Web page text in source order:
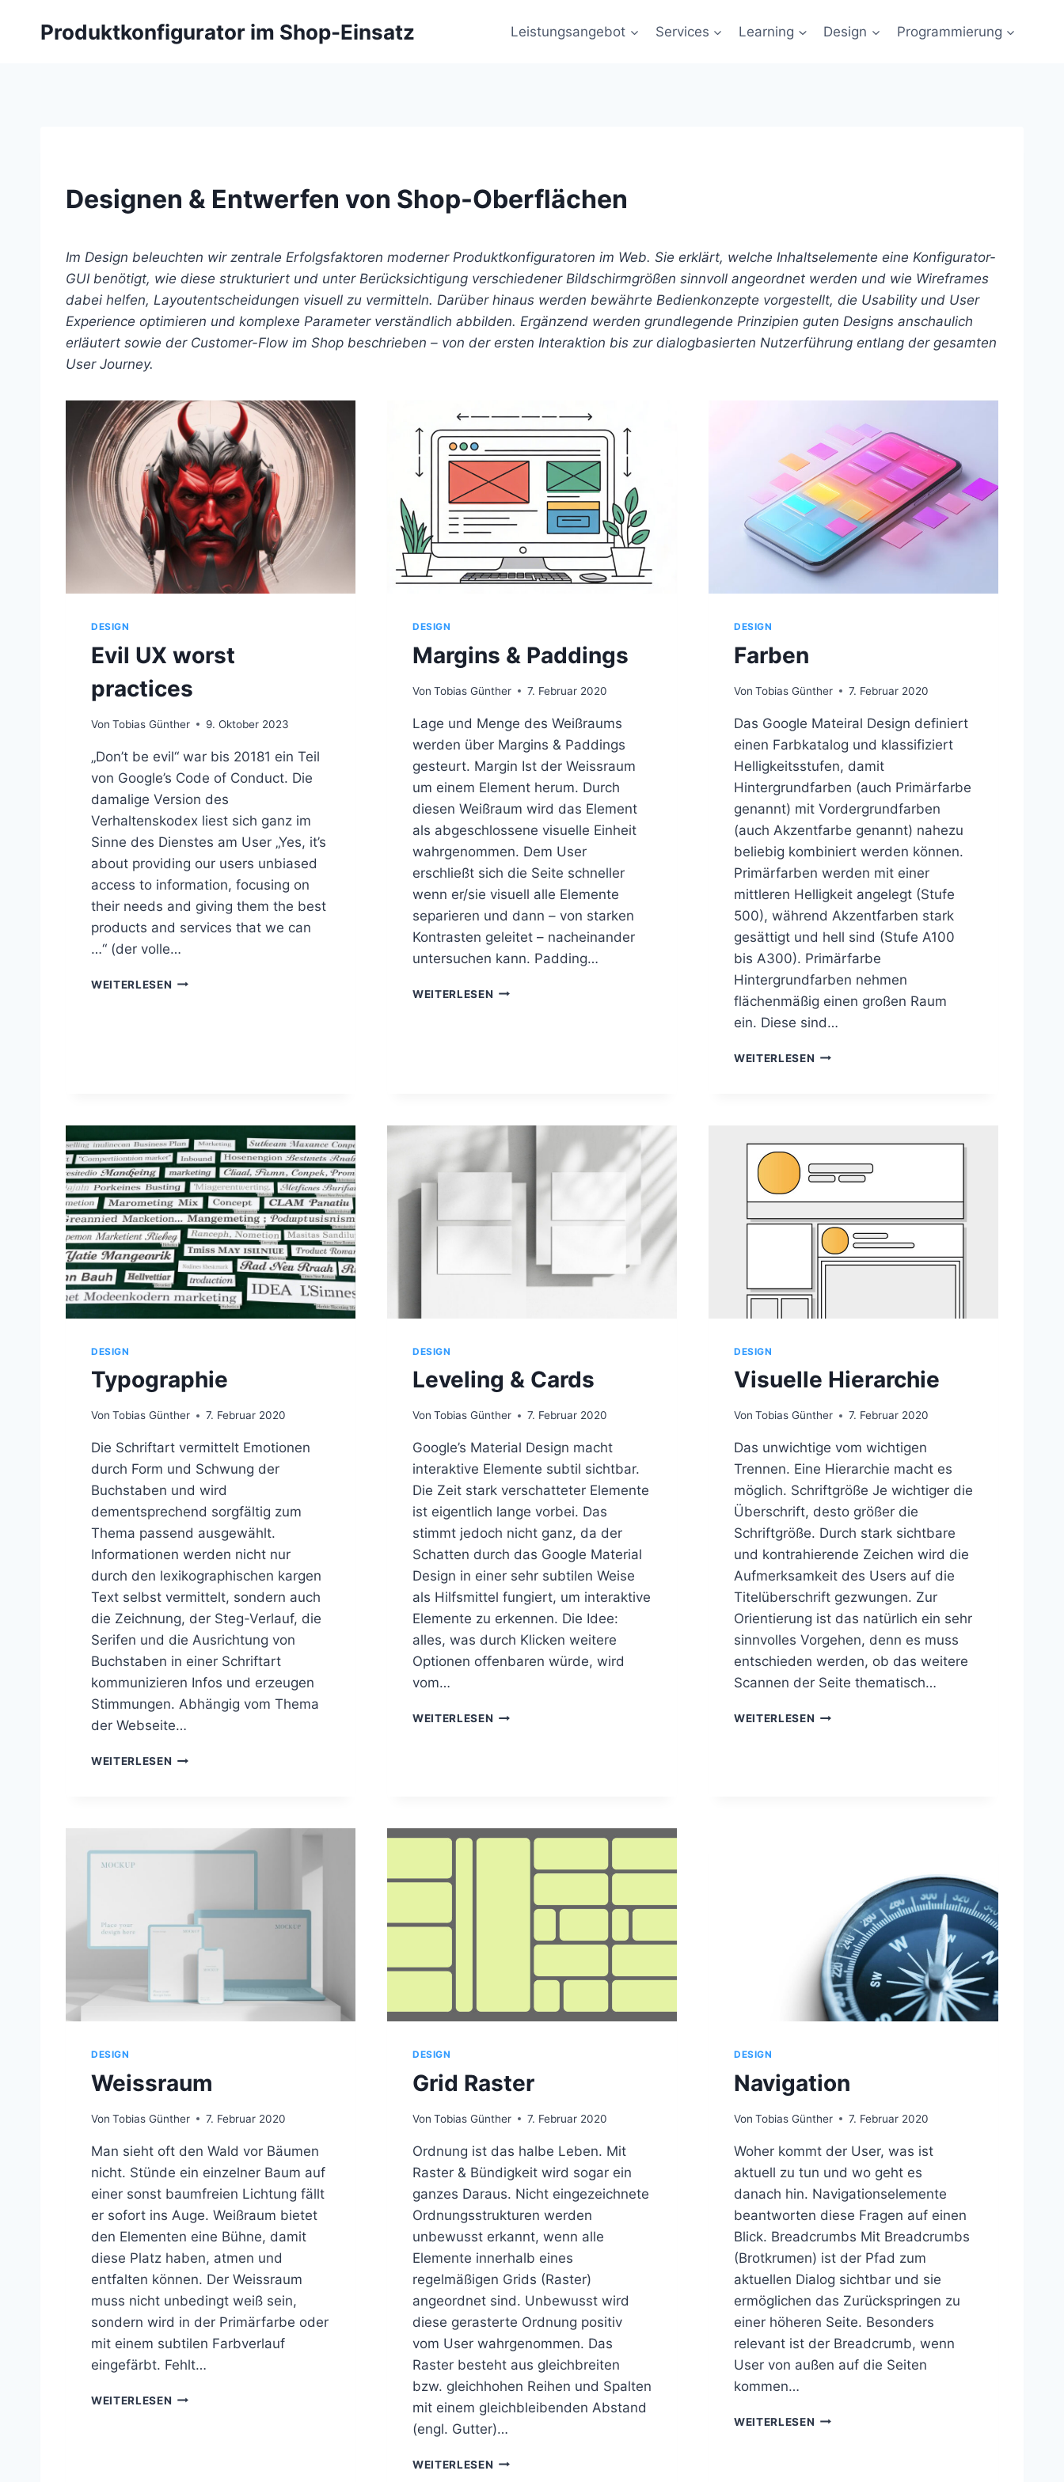
Produktkonfigurator im Shop-Einsatz Leistungsangebot Services Learning Design Programmierung
Designen & Entwerfen von Shop-Oberflächen
Im Design beleuchten wir zentrale Erfolgsfaktoren moderner Produktkonfiguratoren im Web. Sie erklärt, welche Inhaltselemente eine Konfigurator-
GUI benötigt, wie diese strukturiert und unter Berücksichtigung verschiedener Bildschirmgrößen sinnvoll angeordnet werden und wie Wireframes
dabei helfen, Layoutentscheidungen visuell zu vermitteln. Darüber hinaus werden bewährte Bedienkonzepte vorgestellt, die Usability und User
Experience optimieren und komplexe Parameter verständlich abbilden. Ergänzend werden grundlegende Prinzipien guten Designs anschaulich
erläutert sowie der Customer-Flow im Shop beschrieben – von der ersten Interaktion bis zur dialogbasierten Nutzerführung entlang der gesamten
User Journey.
DESIGN
Evil UX worst
practices
Von Tobias Günther 9. Oktober 2023
„Don’t be evil“ war bis 20181 ein Teil
von Google’s Code of Conduct. Die
damalige Version des
Verhaltenskodex liest sich ganz im
Sinne des Dienstes am User „Yes, it’s
about providing our users unbiased
access to information, focusing on
their needs and giving them the best
products and services that we can
…“ (der volle…
WEITERLESEN E
S
T
P
R
A
C
T
I
C
E
S
DESIGN
Margins & Paddings
Von Tobias Günther 7. Februar 2020
Lage und Menge des Weißraums
werden über Margins & Paddings
gesteurt. Margin Ist der Weissraum
um einem Element herum. Durch
diesen Weißraum wird das Element
als abgeschlossene visuelle Einheit
wahrgenommen. Dem User
erschließt sich die Seite schneller
wenn er/sie visuell alle Elemente
separieren und dann – von starken
Kontrasten geleitet – nacheinander
untersuchen kann. Padding…
WEITERLESEN M
P
D
G
DESIGN
Farben
Von Tobias Günther 7. Februar 2020
Das Google Mateiral Design definiert
einen Farbkatalog und klassifiziert
Helligkeitsstufen, damit
Hintergrundfarben (auch Primärfarbe
genannt) mit Vordergrundfarben
(auch Akzentfarbe genannt) nahezu
beliebig kombiniert werden können.
Primärfarben werden mit einer
mittleren Helligkeit angelegt (Stufe
500), während Akzentfarben stark
gesättigt und hell sind (Stufe A100
bis A300). Primärfarbe
Hintergrundfarben nehmen
flächenmäßig einen großen Raum
ein. Diese sind…
WEITERLESEN F
DESIGN
Typographie
Von Tobias Günther 7. Februar 2020
Die Schriftart vermittelt Emotionen
durch Form und Schwung der
Buchstaben und wird
dementsprechend sorgfältig zum
Thema passend ausgewählt.
Informationen werden nicht nur
durch den lexikographischen kargen
Text selbst vermittelt, sondern auch
die Zeichnung, der Steg-Verlauf, die
Serifen und die Ausrichtung von
Buchstaben in einer Schriftart
kommunizieren Infos und erzeugen
Stimmungen. Abhängig vom Thema
der Webseite…
WEITERLESEN
A
E
DESIGN
Leveling & Cards
Von Tobias Günther 7. Februar 2020
Google’s Material Design macht
interaktive Elemente subtil sichtbar.
Die Zeit stark verschatteter Elemente
ist eigentlich lange vorbei. Das
stimmt jedoch nicht ganz, da der
Schatten durch das Google Material
Design in einer sehr subtilen Weise
als Hilfsmittel fungiert, um interaktive
Elemente zu erkennen. Die Idee:
alles, was durch Klicken weitere
Optionen offenbaren würde, wird
vom…
WEITERLESEN
G
DESIGN
Visuelle Hierarchie
Von Tobias Günther 7. Februar 2020
Das unwichtige vom wichtigen
Trennen. Eine Hierarchie macht es
möglich. Schriftgröße Je wichtiger die
Überschrift, desto größer die
Schriftgröße. Durch stark sichtbare
und kontrahierende Zeichen wird die
Aufmerksamkeit des Users auf die
Titelüberschrift gezwungen. Zur
Orientierung ist das natürlich ein sehr
sinnvolles Vorgehen, denn es muss
entschieden werden, ob das weitere
Scannen der Seite thematisch…
WEITERLESEN
H
DESIGN
Weissraum
Von Tobias Günther 7. Februar 2020
Man sieht oft den Wald vor Bäumen
nicht. Stünde ein einzelner Baum auf
einer sonst baumfreien Lichtung fällt
er sofort ins Auge. Weißraum bietet
den Elementen eine Bühne, damit
diese Platz haben, atmen und
entfalten können. Der Weissraum
muss nicht unbedingt weiß sein,
sondern wird in der Primärfarbe oder
mit einem subtilen Farbverlauf
eingefärbt. Fehlt…
WEITERLESEN W
DESIGN
Grid Raster
Von Tobias Günther 7. Februar 2020
Ordnung ist das halbe Leben. Mit
Raster & Bündigkeit wird sogar ein
ganzes Daraus. Nicht eingezeichnete
Ordnungsstrukturen werden
unbewusst erkannt, wenn alle
Elemente innerhalb eines
regelmäßigen Grids (Raster)
angeordnet sind. Unbewusst wird
diese gerasterte Ordnung positiv
vom User wahrgenommen. Das
Raster besteht aus gleichbreiten
bzw. gleichhohen Reihen und Spalten
mit einem gleichbleibenden Abstand
(engl. Gutter)…
WEITERLESEN G
DESIGN
Navigation
Von Tobias Günther 7. Februar 2020
Woher kommt der User, was ist
aktuell zu tun und wo geht es
danach hin. Navigationselemente
beantworten diese Fragen auf einen
Blick. Breadcrumbs Mit Breadcrumbs
(Brotkrumen) ist der Pfad zum
aktuellen Dialog sichtbar und sie
ermöglichen das Zurückspringen zu
einer höheren Seite. Besonders
relevant ist der Breadcrumb, wenn
User von außen auf die Seiten
kommen…
WEITERLESEN N